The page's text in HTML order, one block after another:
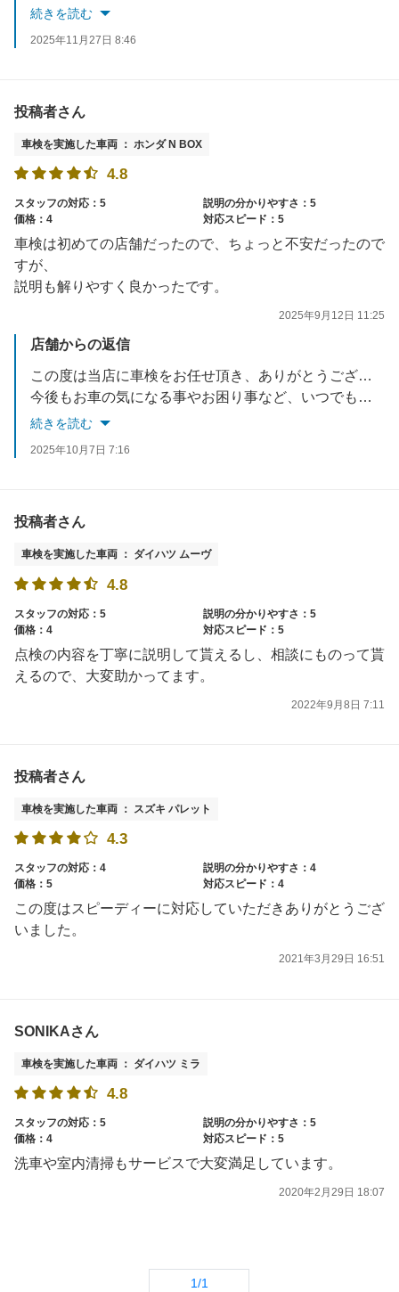
続きを読む
2025年11月27日 8:46
投稿者さん
車検を実施した車両 ： ホンダ N BOX
4.8
スタッフの対応：5
説明の分かりやすさ：5
価格：4
対応スピード：5
車検は初めての店舗だったので、ちょっと不安だったので
すが、
説明も解りやすく良かったです。
2025年9月12日 11:25
店舗からの返信
この度は当店に車検をお任せ頂き、ありがとうございました。
今後もお車の気になる事やお困り事など、いつでもお気軽にご相談ください。
またのお越しをお待ちしております。
続きを読む
2025年10月7日 7:16
投稿者さん
車検を実施した車両 ： ダイハツ ムーヴ
4.8
スタッフの対応：5
説明の分かりやすさ：5
価格：4
対応スピード：5
点検の内容を丁寧に説明して貰えるし、相談にものって貰
えるので、大変助かってます。
2022年9月8日 7:11
投稿者さん
車検を実施した車両 ： スズキ パレット
4.3
スタッフの対応：4
説明の分かりやすさ：4
価格：5
対応スピード：4
この度はスピーディーに対応していただきありがとうござ
いました。
2021年3月29日 16:51
SONIKAさん
車検を実施した車両 ： ダイハツ ミラ
4.8
スタッフの対応：5
説明の分かりやすさ：5
価格：4
対応スピード：5
洗車や室内清掃もサービスで大変満足しています。
2020年2月29日 18:07
1/1